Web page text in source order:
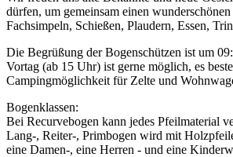
dürfen, um gemeinsam einen
Fachsimpeln, Schießen, Plaudern, Essen,
Die Begrüßung der Bogenschützen ist um
Vortag (ab 15 Uhr) ist gerne möglich, es
Campingmöglichkeit für Zelte und
Bogenklassen:
Bei Recurvebogen kann jedes Pfeilmaterial
Lang-, Reiter-, Primbogen wird mit
eine Damen-, eine Herren - und eine